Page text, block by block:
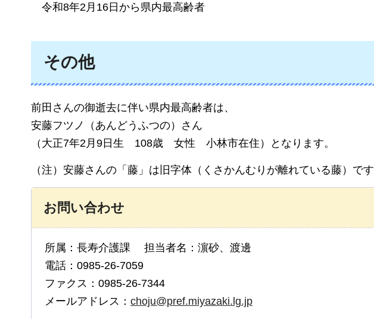
令和8年2月16日から県内最高齢者
その他
前田さんの御逝去に伴い県内最高齢者は、
安藤フツノ（あんどうふつの）さん
（大正7年2月9日生
108歳 女性 小林市在住 ）となります。
（注）安藤さんの「藤」は旧字体（くさかんむりが離れている藤）です
お問い合わせ
所属：長寿介護課 担当者名：濵砂、渡邊
電話：0985-26-7059
ファクス：0985-26-7344
メールアドレス： choju@pref.miyazaki.lg.jp